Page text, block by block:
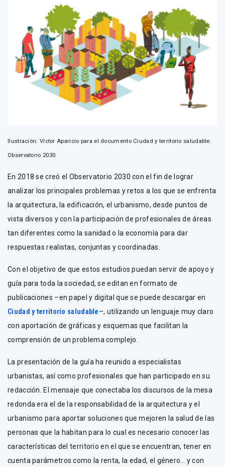
Ilustración: Víctor Aparicio para el documento Ciudad y territorio saludable.
Observatorio 2030.
En 2018 se creó el Observatorio 2030 con el fin de lograr
analizar los principales problemas y retos a los que se enfrenta
la arquitectura, la edificación, el urbanismo, desde puntos de
vista diversos y con la participación de profesionales de áreas
tan diferentes como la sanidad o la economía para dar
respuestas realistas, conjuntas y coordinadas.
Con el objetivo de que estos estudios puedan servir de apoyo y
guía para toda la sociedad, se editan en formato de
publicaciones –en papel y digital que se puede descargar en
Ciudad y territorio saludable–, utilizando un lenguaje muy claro
con aportación de gráficas y esquemas que facilitan la
comprensión de un problema complejo.
La presentación de la guía ha reunido a especialistas
urbanistas, así como profesionales que han participado en su
redacción. El mensaje que conectaba los discursos de la mesa
redonda era el de la responsabilidad de la arquitectura y el
urbanismo para aportar soluciones que mejoren la salud de las
personas que la habitan para lo cual es necesario conocer las
características del territorio en el que se encuentran, tener en
cuenta parámetros como la renta, la edad, el género… y con